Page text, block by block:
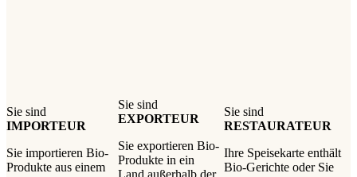
Sie sind
IMPORTEUR
Sie importieren Bio-
Produkte aus einem
Sie sind
EXPORTEUR
Sie exportieren Bio-
Produkte in ein
Land außerhalb der
Sie sind
RESTAURATEUR
Ihre Speisekarte enthält
Bio-Gerichte oder Sie